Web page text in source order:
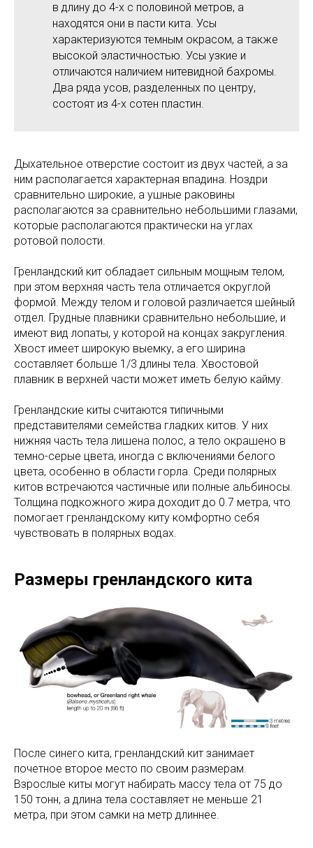
в длину до 4-х с половиной метров, а
находятся они в пасти кита. Усы
характеризуются темным окрасом, а также
высокой эластичностью. Усы узкие и
отличаются наличием нитевидной бахромы.
Два ряда усов, разделенных по центру,
состоят из 4-х сотен пластин.
Дыхательное отверстие состоит из двух частей, а за
ним располагается характерная впадина. Ноздри
сравнительно широкие, а ушные раковины
располагаются за сравнительно небольшими глазами,
которые располагаются практически на углах
ротовой полости.
Гренландский кит обладает сильным мощным телом,
при этом верхняя часть тела отличается округлой
формой. Между телом и головой различается шейный
отдел. Грудные плавники сравнительно небольшие, и
имеют вид лопаты, у которой на концах закругления.
Хвост имеет широкую выемку, а его ширина
составляет больше 1/3 длины тела. Хвостовой
плавник в верхней части может иметь белую кайму.
Гренландские киты считаются типичными
представителями семейства гладких китов. У них
нижняя часть тела лишена полос, а тело окрашено в
темно-серые цвета, иногда с включениями белого
цвета, особенно в области горла. Среди полярных
китов встречаются частичные или полные альбиносы.
Толщина подкожного жира доходит до 0.7 метра, что
помогает гренландскому киту комфортно себя
чувствовать в полярных водах.
Размеры гренландского кита
После синего кита, гренландский кит занимает
почетное второе место по своим размерам.
Взрослые киты могут набирать массу тела от 75 до
150 тонн, а длина тела составляет не меньше 21
метра, при этом самки на метр длиннее.